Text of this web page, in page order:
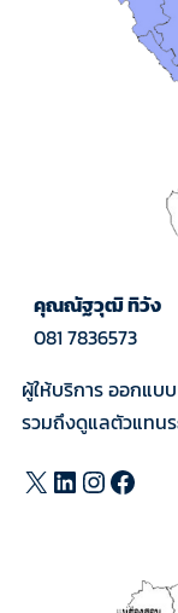
คุณณัฐวุฒิ ทิวัง
081 7836573
ผู้ให้บริการ ออกแบ
รวมถึงดูแลตัวแทน
X LinkedIn InstagramFacebook